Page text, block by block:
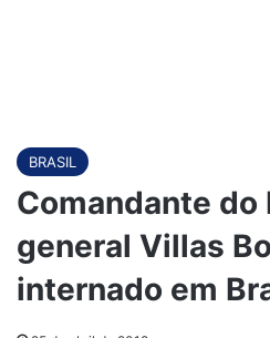
BRASIL
Comandante do
general Villas
internado em